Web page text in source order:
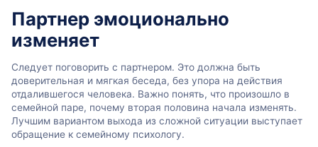
Партнер эмоционально
изменяет
Следует поговорить с партнером. Это должна быть
доверительная и мягкая беседа, без упора на действия
отдалившегося человека. Важно понять, что произошло в
семейной паре, почему вторая половина начала изменять.
Лучшим вариантом выхода из сложной ситуации выступает
обращение к семейному психологу.